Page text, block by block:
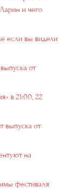
и чего
если вы видели
от
в 21:00, 22
выпуска от
на
фестиваля